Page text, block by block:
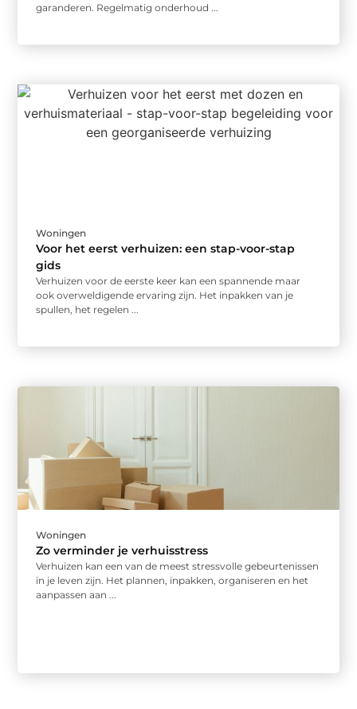
garanderen. Regelmatig onderhoud ...
Woningen
Voor het eerst verhuizen: een stap-voor-stap
gids
Verhuizen voor de eerste keer kan een spannende maar
ook overweldigende ervaring zijn. Het inpakken van je
spullen, het regelen ...
Woningen
Zo verminder je verhuisstress
Verhuizen kan een van de meest stressvolle gebeurtenissen
in je leven zijn. Het plannen, inpakken, organiseren en het
aanpassen aan ...